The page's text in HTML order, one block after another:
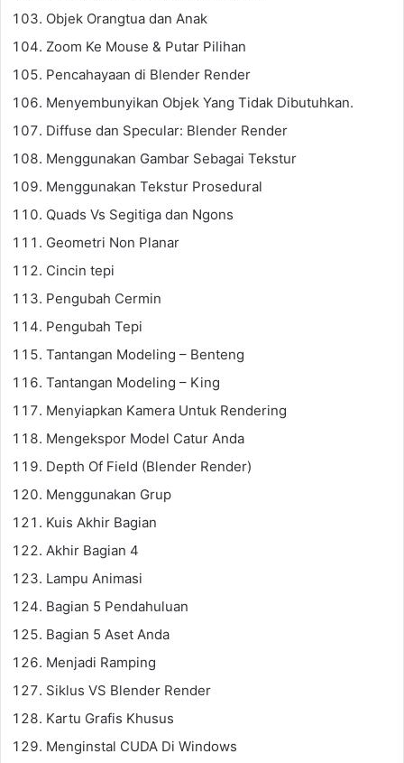
Objek Orangtua dan Anak
Zoom Ke Mouse & Putar Pilihan
Pencahayaan di Blender Render
Menyembunyikan Objek Yang Tidak Dibutuhkan.
Diffuse dan Specular: Blender Render
Menggunakan Gambar Sebagai Tekstur
Menggunakan Tekstur Prosedural
Quads Vs Segitiga dan Ngons
Geometri Non Planar
Cincin tepi
Pengubah Cermin
Pengubah Tepi
Tantangan Modeling – Benteng
Tantangan Modeling – King
Menyiapkan Kamera Untuk Rendering
Mengekspor Model Catur Anda
Depth Of Field (Blender Render)
Menggunakan Grup
Kuis Akhir Bagian
Akhir Bagian 4
Lampu Animasi
Bagian 5 Pendahuluan
Bagian 5 Aset Anda
Menjadi Ramping
Siklus VS Blender Render
Kartu Grafis Khusus
Menginstal CUDA Di Windows